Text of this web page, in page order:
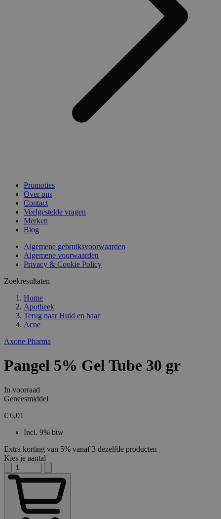
Promoties
Over ons
Contact
Veelgestelde vragen
Merken
Blog
Algemene gebruiksvoorwaarden
Algemene voorwaarden
Privacy & Cookie Policy
Zoekresultaten
Home
Apotheek
Terug naar Huid en haar
Acne
Axone Pharma
Pangel 5% Gel Tube 30 gr
In voorraad
Geneesmiddel
€ 6,01
Incl. 9% btw
Extra korting van 5% vanaf 3 dezelfde producten
Kies je aantal